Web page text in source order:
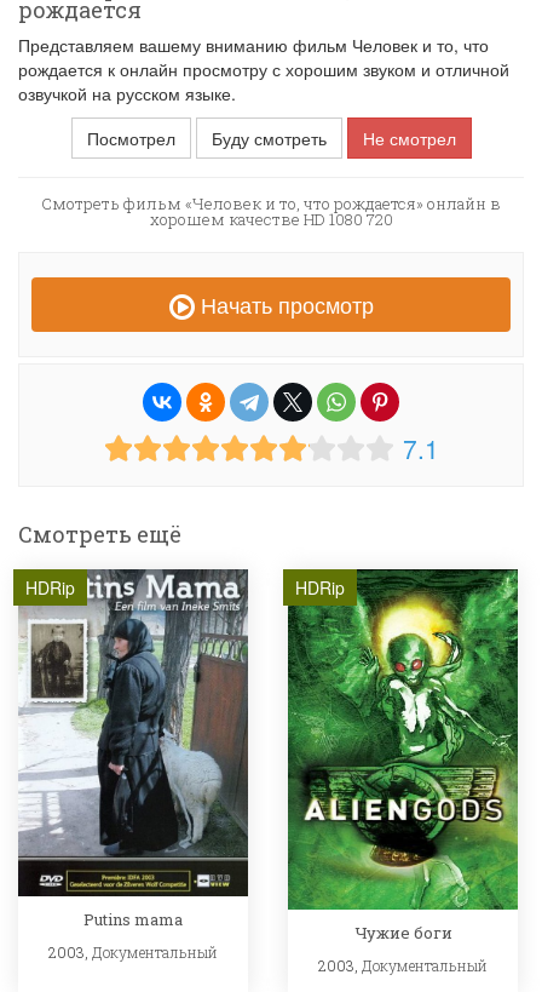
рождается
Представляем вашему вниманию фильм Человек и то, что
рождается к онлайн просмотру с хорошим звуком и отличной
озвучкой на русском языке.
Посмотрел
Буду смотреть Не смотрел
Смотреть фильм «Человек и то, что рождается» онлайн в
хорошем качестве HD 1080 720
Начать просмотр
7.1
Смотреть ещё
HDRip
Putins mama
2003, Документальный
HDRip
Чужие боги
2003, Документальный